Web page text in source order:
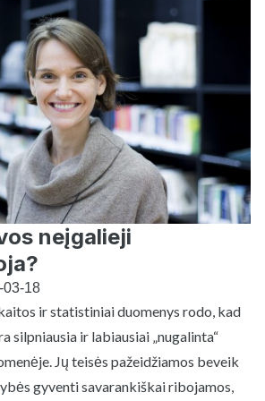
neįgalieji
03-18
ir statistiniai duomenys rodo, kad
silpniausia ir labiausiai „nugalinta“
Jų teisės pažeidžiamos beveik
gyventi savarankiškai ribojamos,